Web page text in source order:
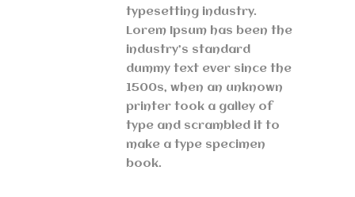
typesetting industry.
Lorem Ipsum has been the
industry’s standard
dummy text ever since the
1500s, when an unknown
printer took a galley of
type and scrambled it to
make a type specimen
book.